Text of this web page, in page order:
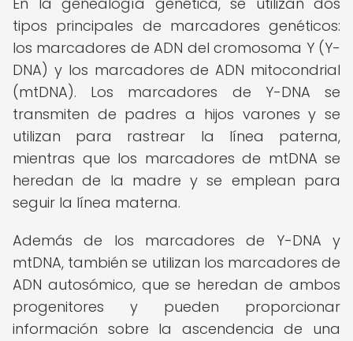
tipos principales de marcadores genéticos:
los marcadores de ADN del cromosoma Y (Y-
DNA) y los marcadores de ADN mitocondrial
(mtDNA). Los marcadores de Y-DNA se
transmiten de padres a hijos varones y se
utilizan para rastrear la línea paterna,
mientras que los marcadores de mtDNA se
heredan de la madre y se emplean para
seguir la línea materna.
Además de los marcadores de Y-DNA y
mtDNA, también se utilizan los marcadores de
ADN autosómico, que se heredan de ambos
progenitores y pueden proporcionar
información sobre la ascendencia de una